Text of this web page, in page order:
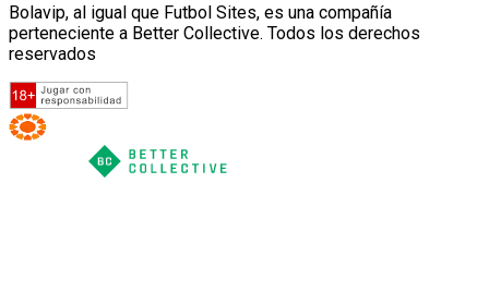
Bolavip, al igual que Futbol Sites, es una compañía
perteneciente a Better Collective. Todos los derechos
reservados